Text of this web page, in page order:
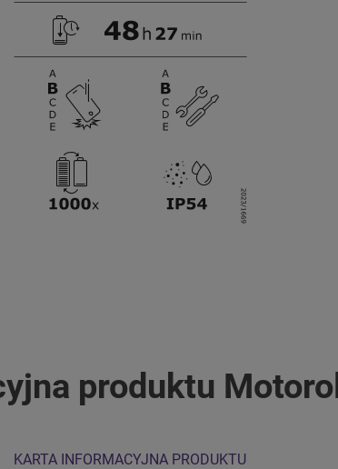
produktu
KARTA INFORMACYJNA PRODUKTU